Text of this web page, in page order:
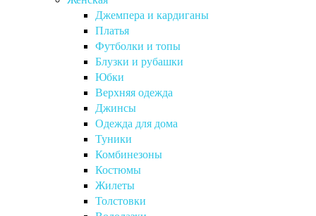
Джемпера и кардиганы
Платья
Футболки и топы
Блузки и рубашки
Юбки
Верхняя одежда
Джинсы
Одежда для дома
Туники
Комбинезоны
Костюмы
Жилеты
Толстовки